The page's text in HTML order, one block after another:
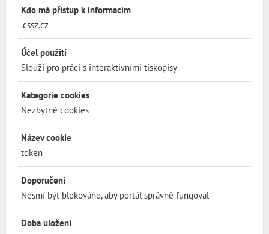
Kdo má přístup k informacím
.cssz.cz
Účel použití
Slouží pro práci s interaktivními tiskopisy
Kategorie cookies
Nezbytné cookies
Název cookie
token
Doporučení
Nesmí být blokováno, aby portál správně fungoval
Doba uložení